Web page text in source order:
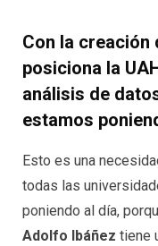
Con la creación
posiciona la
análisis de
estamos
Esto es una
todas las
poniendo al día,
Adolfo Ibáñez tiene